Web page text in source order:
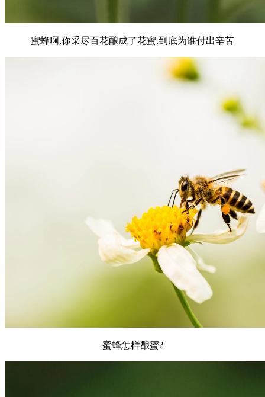
蜜蜂啊,你采尽百花酿成了花蜜,到底为谁付出辛苦
蜜蜂怎样酿蜜?